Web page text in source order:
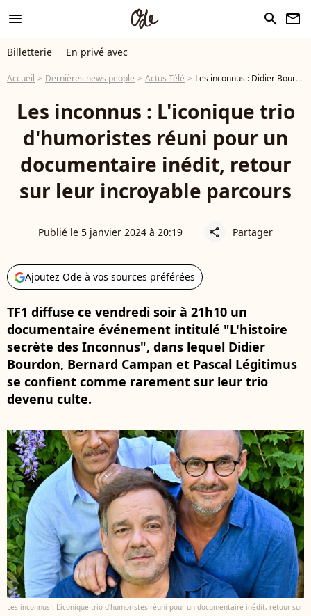
menu search newsletter
Billetterie En privé avec
Accueil Dernières news people Actus Télé Les inconnus : Didier Bourdon, Bernard Campan et Pascal Légitimus de nouveau réunis, le trio se confie
Les inconnus : L'iconique trio
d'humoristes réuni pour un
documentaire inédit, retour
sur leur incroyable parcours
Publié le 5 janvier 2024 à 20:19 share Partager
Ajoutez Ode à vos sources préférées
TF1 diffuse ce vendredi soir à 21h10 un
documentaire événement intitulé "L'histoire
secrète des Inconnus", dans lequel Didier
Bourdon, Bernard Campan et Pascal Légitimus
se confient comme rarement sur leur trio
devenu culte.
Les inconnus : L'iconique trio d'humoristes réuni pour un documentaire inédit, retour sur